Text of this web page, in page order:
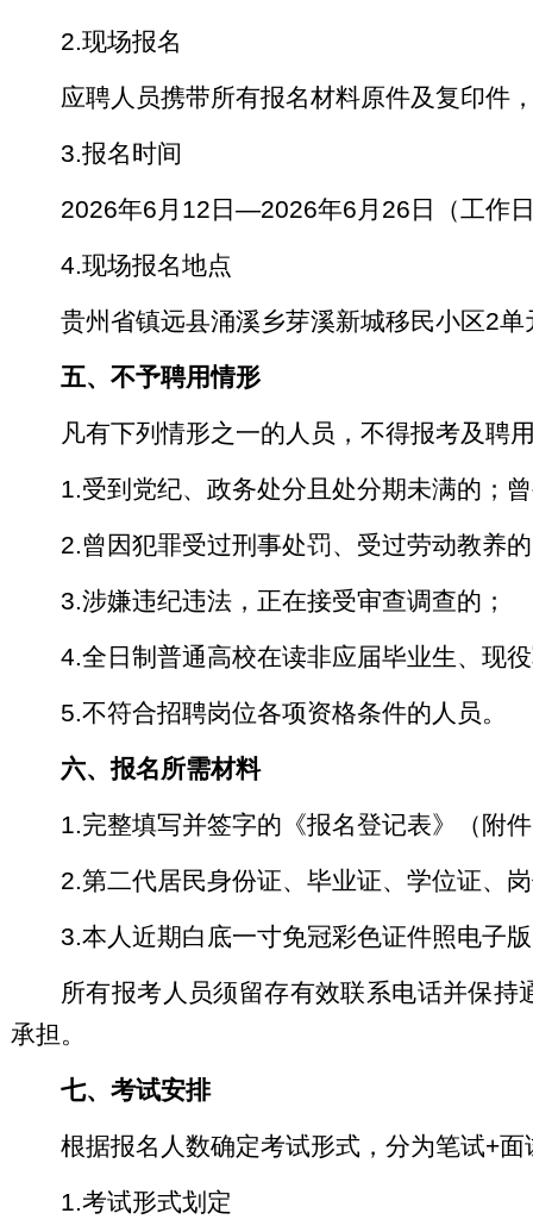
2.现场报名
应聘人员携带所有报名材料原件及复印件
3.报名时间
2026年6月12日—2026年6月26日（工作
4.现场报名地点
贵州省镇远县涌溪乡芽溪新城移民小区2
五、不予聘用情形
凡有下列情形之一的人员，不得报考及聘
1.受到党纪、政务处分且处分期未满的；
2.曾因犯罪受过刑事处罚、受过劳动教养
3.涉嫌违纪违法，正在接受审查调查的；
4.全日制普通高校在读非应届毕业生、现
5.不符合招聘岗位各项资格条件的人员。
六、报名所需材料
1.完整填写并签字的《报名登记表》（附
2.第二代居民身份证、毕业证、学位证、
3.本人近期白底一寸免冠彩色证件照电子
所有报考人员须留存有效联系电话并保
承担。
七、考试安排
根据报名人数确定考试形式，分为笔试+
1.考试形式划定